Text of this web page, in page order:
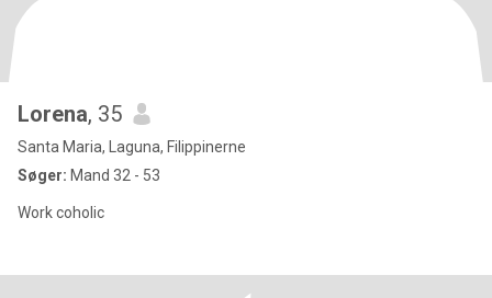
Lorena, 35
Santa Maria, Laguna, Filippinerne
Søger: Mand 32 - 53
Work coholic